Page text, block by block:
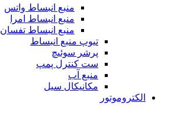
منبع انبساط واتس
منبع انبساط امرا
منبع انبساط تفسان
تیوپ منبع انبساط
پرشر سوئیچ
ست کنترل پمپ
منبع آب
مکانیکال سیل
الکتروموتور